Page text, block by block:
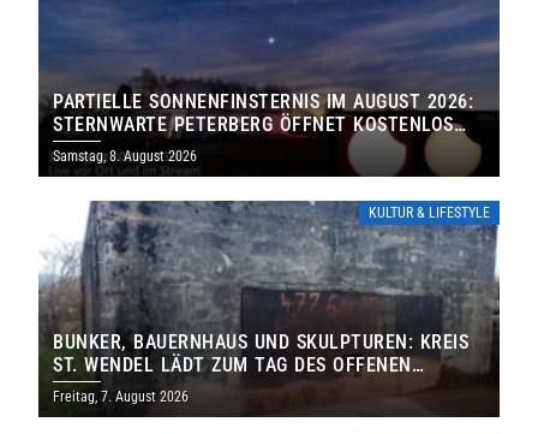
PARTIELLE SONNENFINSTERNIS IM AUGUST 2026:
STERNWARTE PETERBERG ÖFFNET KOSTENLOS
IHRE TORE
Samstag, 8. August 2026
KULTUR & LIFESTYLE
BUNKER, BAUERNHAUS UND SKULPTUREN: KREIS
ST. WENDEL LÄDT ZUM TAG DES OFFENEN
DENKMALS EIN
Freitag, 7. August 2026